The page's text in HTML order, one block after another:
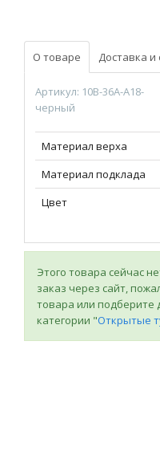
О товаре Доставка и
Артикул: 10B-36A-A18-
черный
Материал верха
Материал подклада
Цвет
Этого товара сейчас
заказ через сайт,
товара или подберите
категории "Открытые